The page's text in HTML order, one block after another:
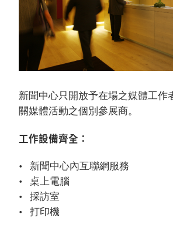
新聞中心只開放予在場之媒體工作
關媒體活動之個別參展商。
工作設備齊全：
新聞中心內互聯網服務
桌上電腦
採訪室
打印機